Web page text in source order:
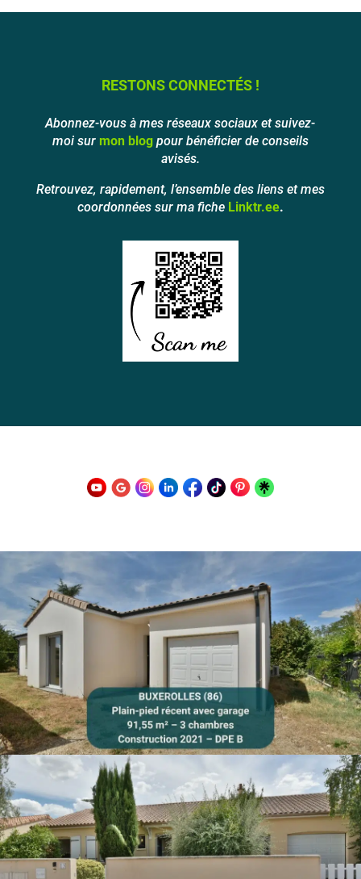
RESTONS CONNECTÉS !
Abonnez-vous à mes réseaux sociaux et suivez-
moi sur mon blogpour bénéficier de conseils
avisés.
Retrouvez, rapidement, l’ensemble des liens et mes
coordonnées sur ma fiche Linktr.ee.